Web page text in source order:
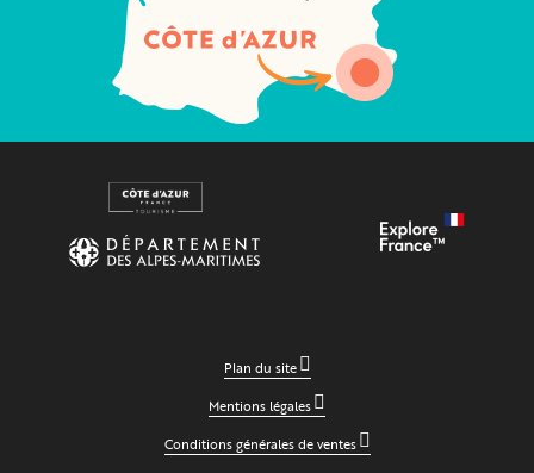
Plan du site
Mentions légales
Conditions générales de ventes